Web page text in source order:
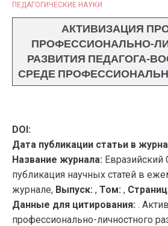
ПЕДАГОГИЧЕСКИЕ НАУКИ
АКТИВИЗАЦИЯ
ПРОФЕССИОНАЛЬНО-
РАЗВИТИЯ ПЕДАГОГА-
СРЕДЕ
DOI:
Дата публикации статьи в
Название журнала:
публикация научных статей в
журнале, Выпуск: , Том: ,
Данные для цитирования: .
профессионально-личностного